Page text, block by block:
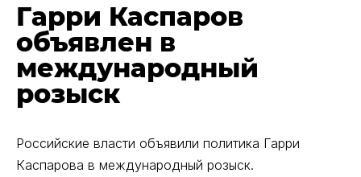
Гарри Каспаров
объявлен в
международный
розыск
Российские власти объявили политика Гарри
Каспарова в международный розыск.